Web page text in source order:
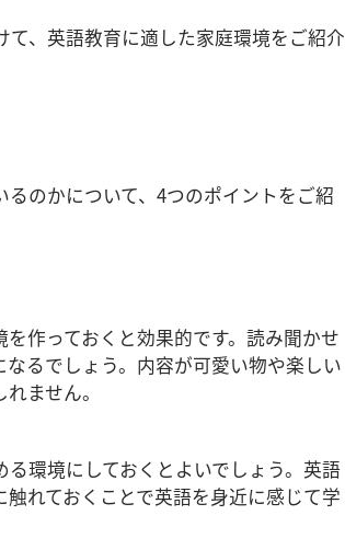
、英語教育に適した家庭環境をご紹介
のかについて、4つのポイントをご紹
作っておくと効果的です。読み聞かせ
るでしょう。内容が可愛い物や楽しい
ません。
環境にしておくとよいでしょう。英語
れておくことで英語を身近に感じて学